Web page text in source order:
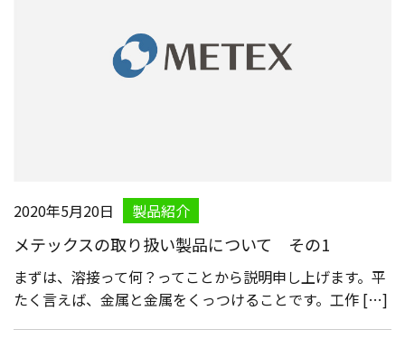
2020年5月20日 製品紹介
メテックスの取り扱い製品について その1
まずは、溶接って何？ってことから説明申し上げます。平
たく言えば、金属と金属をくっつけることです。工作 […]